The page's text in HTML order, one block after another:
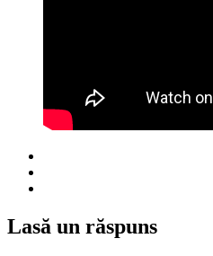
Lasă un răspuns